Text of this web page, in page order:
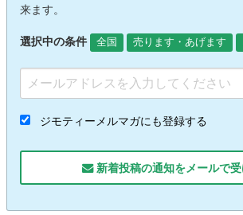
来ます。
選択中の条件 全国 売ります・あげます
ジモティーメルマガにも登録する
新着投稿の通知をメールで受